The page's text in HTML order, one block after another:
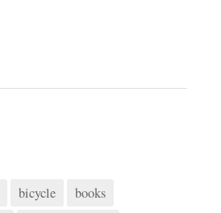
bicycle
books